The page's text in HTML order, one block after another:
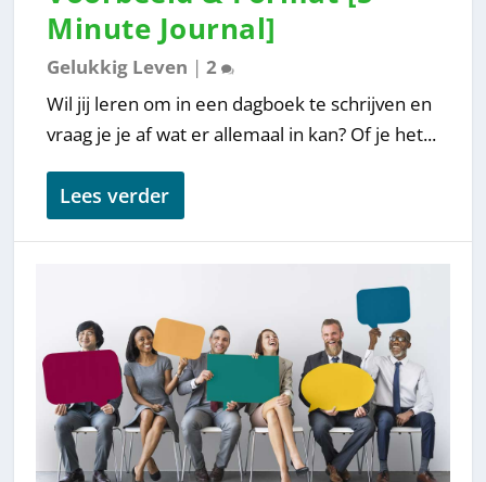
Minute Journal]
Gelukkig Leven |2
Wil jij leren om in een dagboek te schrijven en
vraag je je af wat er allemaal in kan? Of je het...
Lees verder